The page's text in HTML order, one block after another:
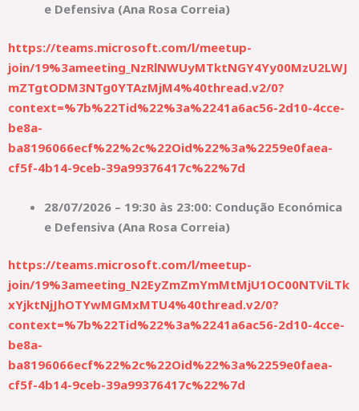
e Defensiva (Ana Rosa Correia)
https://teams.microsoft.com/l/meetup-
join/19%3ameeting_NzRlNWUyMTktNGY4Yy00MzU2LWJ
mZTgtODM3NTg0YTAzMjM4%40thread.v2/0?
context=%7b%22Tid%22%3a%2241a6ac56-2d10-4cce-
be8a-
ba8196066ecf%22%2c%22Oid%22%3a%2259e0faea-
cf5f-4b14-9ceb-39a99376417c%22%7d
28/07/2026 – 19:30 às 23:00: Condução Económica
e Defensiva (Ana Rosa Correia)
https://teams.microsoft.com/l/meetup-
join/19%3ameeting_N2EyZmZmYmMtMjU1OC00NTViLTk
xYjktNjJhOTYwMGMxMTU4%40thread.v2/0?
context=%7b%22Tid%22%3a%2241a6ac56-2d10-4cce-
be8a-
ba8196066ecf%22%2c%22Oid%22%3a%2259e0faea-
cf5f-4b14-9ceb-39a99376417c%22%7d